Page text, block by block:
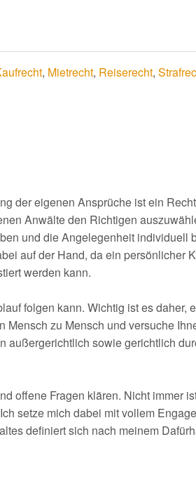
, Mietrecht, Reiserecht,
der eigenen Ansprüche ist ein
Anwälte den Richtigen
und die Angelegenheit individuell
auf der Hand, da ein persönlicher
werden kann.
folgen kann. Wichtig ist es daher,
zu Mensch und versuche
sowie gerichtlich
offene Fragen klären. Nicht immer
setze mich dabei mit vollem
definiert sich nach meinem